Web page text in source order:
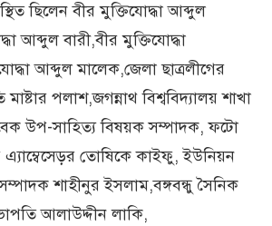
ছিলেন বীর মুক্তিযোদ্ধা আব্দুল
আব্দুল বারী,বীর মুক্তিযোদ্ধা
আব্দুল মালেক,জেলা ছাত্রলীগের
পলাশ,জগন্নাথ বিশ্ববিদ্যালয় শাখা
উপ-সাহিত্য বিষয়ক সম্পাদক, ফটো
তোষিকে কাইফু, ইউনিয়ন
শাহীনুর ইসলাম,বঙ্গবন্ধু সৈনিক
আলাউদ্দীন লাকি,